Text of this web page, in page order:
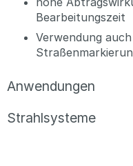
Bearbeitungszeit
Verwendung
Anwendungen
Strahlsysteme